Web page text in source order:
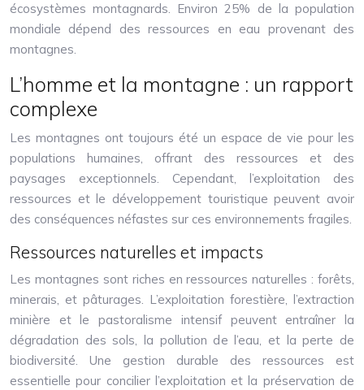
écosystèmes montagnards. Environ 25% de la population
mondiale dépend des ressources en eau provenant des
montagnes.
L’homme et la montagne : un rapport
complexe
Les montagnes ont toujours été un espace de vie pour les
populations humaines, offrant des ressources et des
paysages exceptionnels. Cependant, l’exploitation des
ressources et le développement touristique peuvent avoir
des conséquences néfastes sur ces environnements fragiles.
Ressources naturelles et impacts
Les montagnes sont riches en ressources naturelles : forêts,
minerais, et pâturages. L’exploitation forestière, l’extraction
minière et le pastoralisme intensif peuvent entraîner la
dégradation des sols, la pollution de l’eau, et la perte de
biodiversité. Une gestion durable des ressources est
essentielle pour concilier l’exploitation et la préservation de